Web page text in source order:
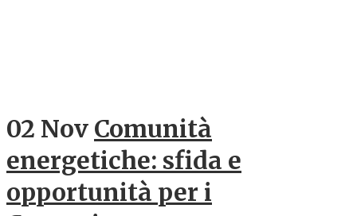
02 Nov Comunità
energetiche: sfida e
opportunità per i